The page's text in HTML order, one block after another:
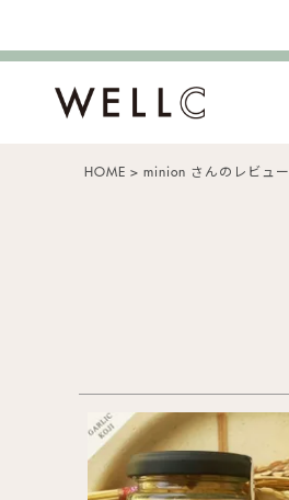
HOME minion さんのレビュー